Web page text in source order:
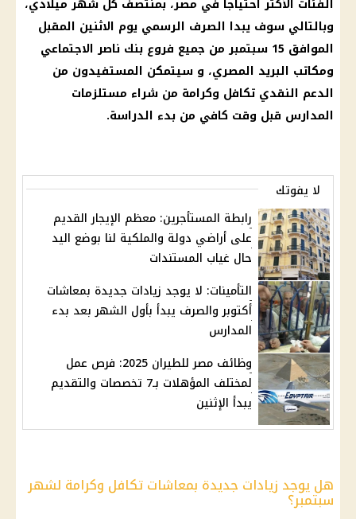
وبالتالي سوف يبدا الصرف الرسمي يوم الاثنين المقبل
الموافق 15 سبتمبر من جميع فروع بنك ناصر الاجتماعي
ومكاتب البريد المصري، و سيتمكن المستفيدون من
الدعم النقدي تكافل وكرامة من شراء مستلزمات
المدارس قبل وقت كافي من بدء الدراسة.
لا يفوتك
رابطة المستأجرين: معظم الإيجار القديم
على أراضي دولة والملكية لنا بوضع اليد
حال غياب المستندات
التأمينات: لا يوجد زيادات جديدة بمعاشات
أكتوبر والصرف يبدأ بأول الشهر بعد بدء
المدارس
وظائف مصر للطيران 2025: فرص عمل
لمختلف المؤهلات بـ7 تخصصات والتقديم
يبدأ الإثنين
هل يوجد زيادات جديدة بمعاشات تكافل وكرامة لشهر
سبتمبر؟